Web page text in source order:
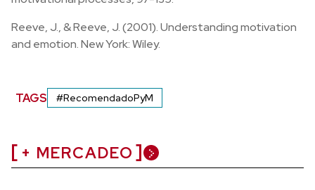
Reeve, J., & Reeve, J. (2001). Understanding motivation
and emotion. New York: Wiley.
TAGS #RecomendadoPyM
+ MERCADEO